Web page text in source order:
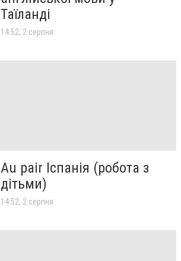
Таїланді
14:52, 2 серпня
Au pair Іспанія (робота з
дітьми)
14:52, 2 серпня